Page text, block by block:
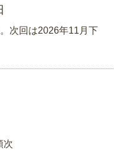
次回は2026年11月下
次